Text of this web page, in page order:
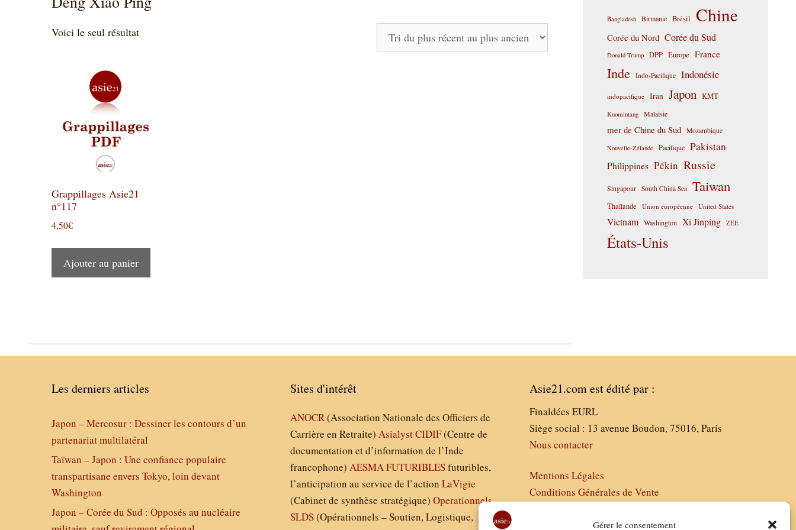
Gérer le consentement
Voici le seul résultat
Grappillages Asie21
n°117
4,50€
Ajouter au panier
Bangladesh Birmanie Brésil Chine
Corée du Nord Corée du Sud
Donald Trump DPP Europe France
Inde Indo-Pacifique Indonésie
indopacifique Iran Japon KMT
Kuomintang Malaisie
mer de Chine du Sud Mozambique
Nouvelle-Zélande Pacifique Pakistan
Philippines Pékin Russie
Singapour South China Sea Taiwan
Thaïlande Union européenne United States
Vietnam Washington Xi Jinping ZEE
États-Unis
Les derniers articles
Japon – Mercosur : Dessiner les contours d’un
partenariat multilatéral
Taïwan – Japon : Une confiance populaire
transpartisane envers Tokyo, loin devant
Washington
Japon – Corée du Sud : Opposés au nucléaire
Sites d'intérêt
ANOCR(Association Nationale des Officiers de
Carrière en Retraite)AsialystCIDIF(Centre de
documentation et d’information de l’Inde
francophone)AESMAFUTURIBLESfuturibles,
l’anticipation au service de l’actionLaVigie
(Cabinet de synthèse stratégique)Operationnels
SLDS(Opérationnels – Soutien, Logistique,
Asie21.com est édité par :
Finaldées EURL
Siège social : 13 avenue Boudon, 75016, Paris
Nous contacter
Mentions Légales
Conditions Générales de Vente